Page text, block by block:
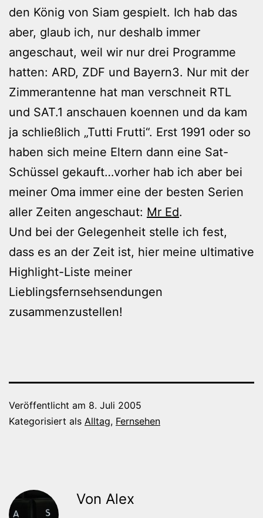
den König von Siam gespielt. Ich hab das
aber, glaub ich, nur deshalb immer
angeschaut, weil wir nur drei Programme
hatten: ARD, ZDF und Bayern3. Nur mit der
Zimmerantenne hat man verschneit RTL
und SAT.1 anschauen koennen und da kam
ja schließlich „Tutti Frutti“. Erst 1991 oder so
haben sich meine Eltern dann eine Sat-
Schüssel gekauft…vorher hab ich aber bei
meiner Oma immer eine der besten Serien
aller Zeiten angeschaut: Mr Ed.
Und bei der Gelegenheit stelle ich fest,
dass es an der Zeit ist, hier meine ultimative
Highlight-Liste meiner
Lieblingsfernsehsendungen
zusammenzustellen!
Veröffentlicht am 8. Juli 2005
Kategorisiert als Alltag, Fernsehen
Von Alex